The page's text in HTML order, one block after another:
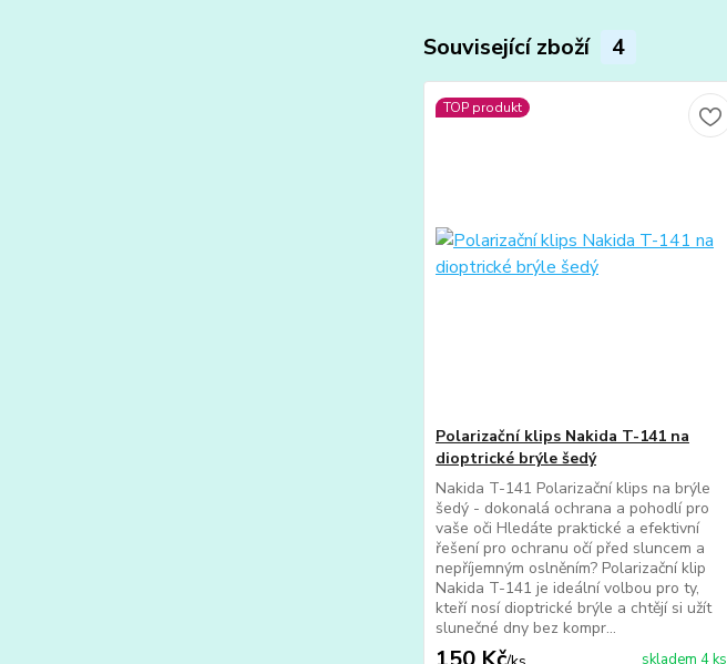
Související zboží 4
TOP produkt
Polarizační klips Nakida T-141 na
dioptrické brýle šedý
Nakida T-141 Polarizační klips na brýle
šedý - dokonalá ochrana a pohodlí pro
vaše oči Hledáte praktické a efektivní
řešení pro ochranu očí před sluncem a
nepříjemným oslněním? Polarizační klip
Nakida T-141 je ideální volbou pro ty,
kteří nosí dioptrické brýle a chtějí si užít
slunečné dny bez kompr...
skladem 4 ks